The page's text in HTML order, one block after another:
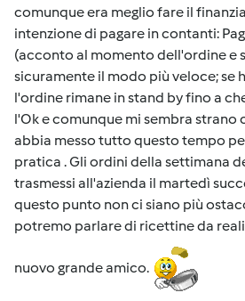
comunque era meglio fare il
intenzione di pagare in contanti:
(acconto al momento dell'ordine e
sicuramente il modo più veloce; se
l'ordine rimane in stand by fino a
l'Ok e comunque mi sembra strano
abbia messo tutto questo tempo
pratica . Gli ordini della settimana
trasmessi all'azienda il martedì
questo punto non ci siano più
potremo parlare di ricettine da
nuovo grande amico.